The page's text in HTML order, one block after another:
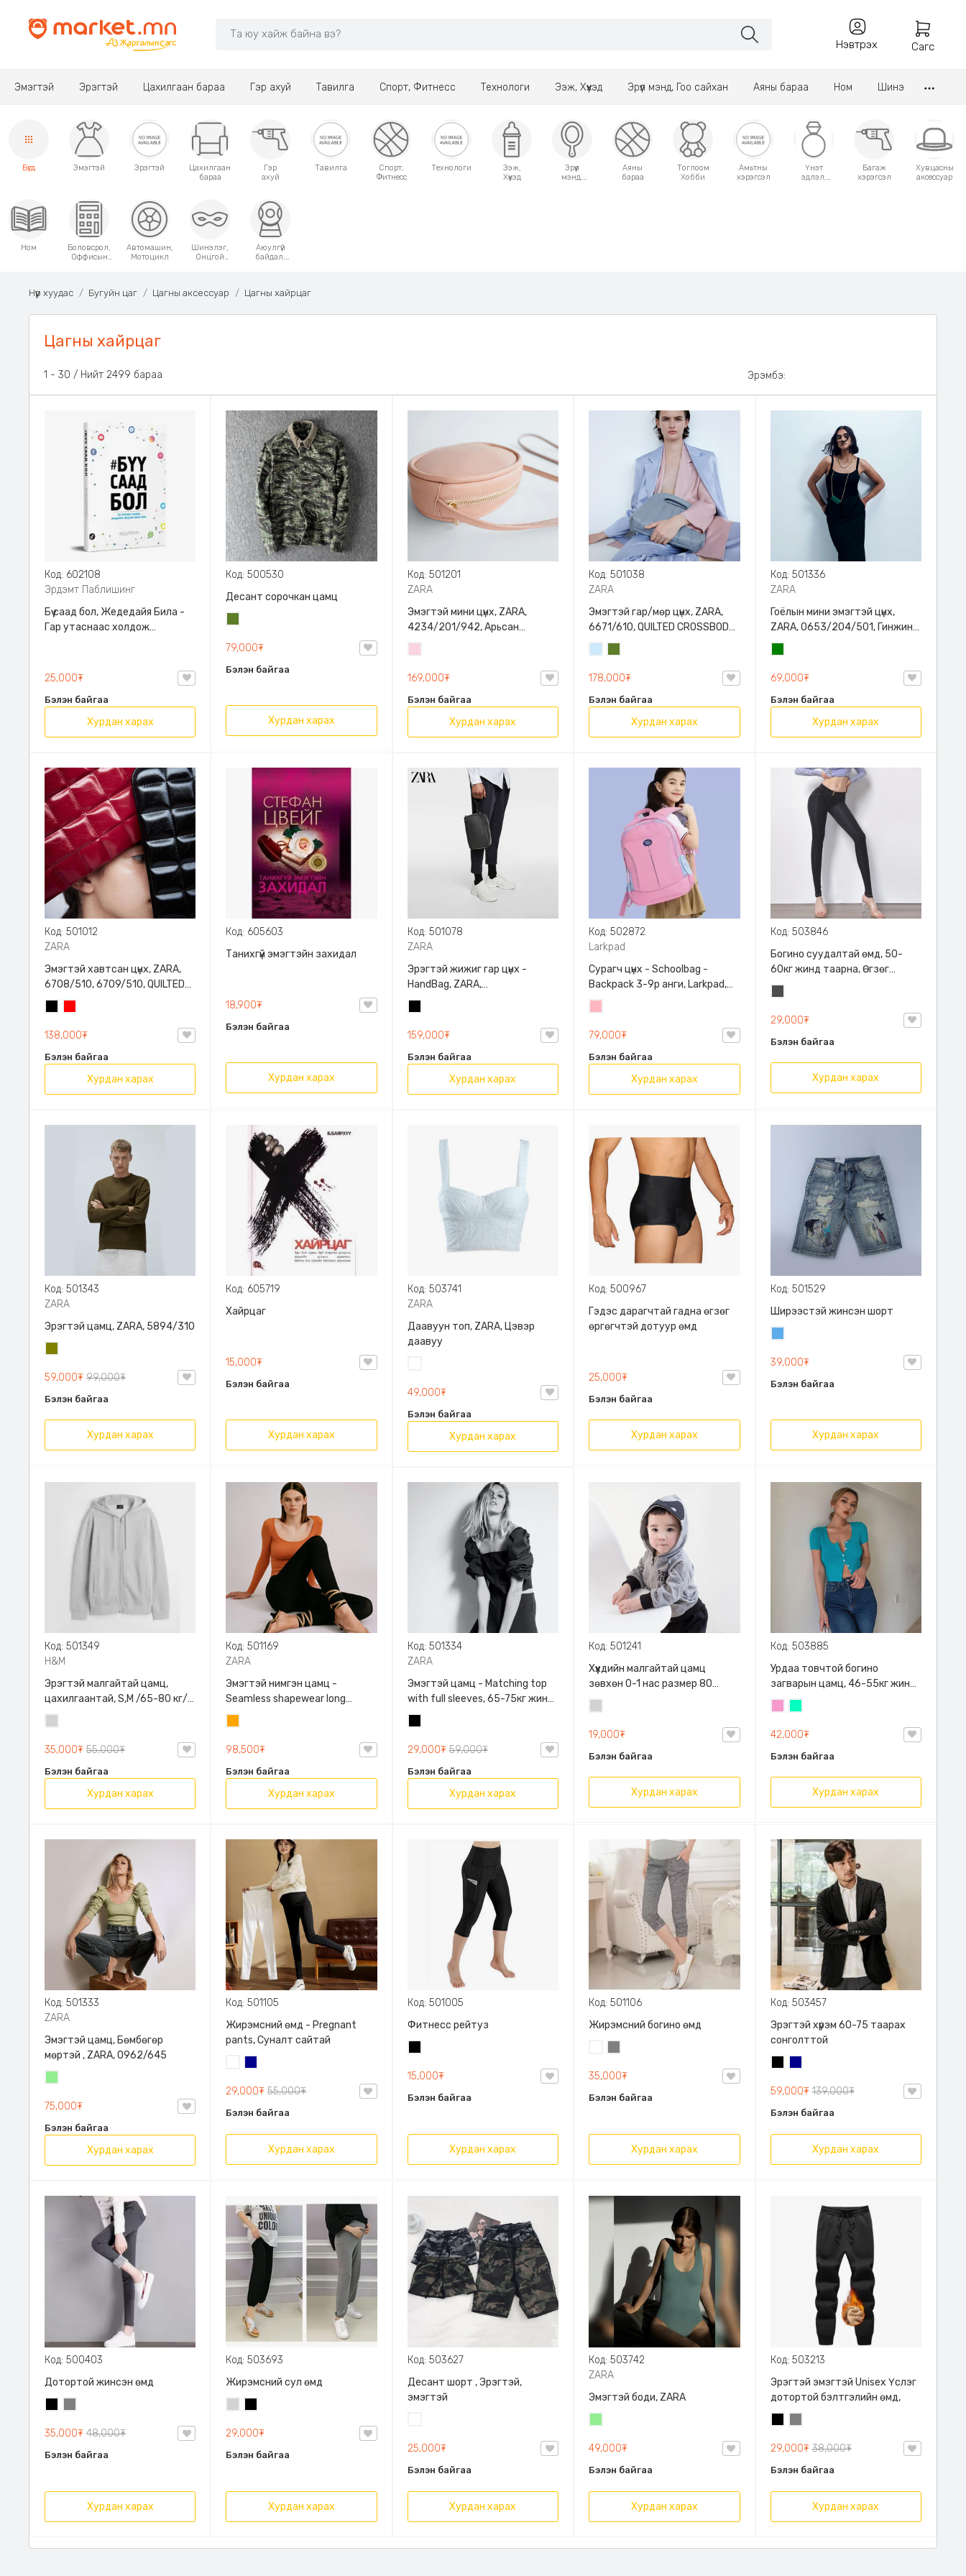
Нэвтрэх Сагс
Эмэгтэй Эрэгтэй Цахилгаан бараа Гэр ахуй Тавилга Спорт, Фитнесс Технологи Ээж, Хүүхэд Эрүүл мэнд, Гоо сайхан Аяны бараа Ном Шинэ
Бүгд Эмэгтэй Эрэгтэй
Цахилгаан
бараа
Гэр
ахуй
Тавилга
Спорт,
Фитнесс
Технологи
Ээж,
Хүүхэд
Эрүүл
мэнд,
Аяны
бараа
Тоглоом
Хобби
Амьтны
хэрэгсэл
Үнэт
эдлэл,
Багаж
хэрэгсэл
Хувцасны
аксессуар
Ном
Боловсрол,
Оффисын
Автомашин,
Мотоцикл
Шинэлэг,
Онцгой
Аюулгүй
байдал,
Нүүр хуудас Бугуйн цаг Цагны аксессуар Цагны хайрцаг
Цагны хайрцаг
1 - 30 / Нийт 2499 бараа Эрэмбэ:
Код: 602108
Эрдэмт Паблишинг
Бүү саад бол, Жедедайя Била -
Гар утаснаас холдож
9789919235192
25,000₮
Бэлэн байгаа
Хурдан харах
Код: 500530
Десант сорочкан цамц
79,000₮
Бэлэн байгаа
Хурдан харах
Код: 501201
ZARA
Эмэгтэй мини цүнх, ZARA,
4234/201/942, Арьсан
материалтай, LIMITED EDITION
OVAL LEATHER HANDBAG TRF
169,000₮
Бэлэн байгаа
Хурдан харах
Код: 501038
ZARA
Эмэгтэй гар/мөр цүнх, ZARA,
6671/610, QUILTED CROSSBODY
BAG WITH HANDLE
178,000₮
Бэлэн байгаа
Хурдан харах
Код: 501336
ZARA
Гоёлын мини эмэгтэй цүнх,
ZARA, 0653/204/501, Гинжин
оосортой, Дотроо тольтой
69,000₮
Бэлэн байгаа
Хурдан харах
Код: 501012
ZARA
Эмэгтэй хавтсан цүнх, ZARA,
6708/510, 6709/510, QUILTED
CLUTCH BAGDETAILS, Лакан,
Гинжин оосортой
138,000₮
Бэлэн байгаа
Хурдан харах
Код: 605603
Танихгүй эмэгтэйн захидал
18,900₮
Бэлэн байгаа
Хурдан харах
Код: 501078
ZARA
Эрэгтэй жижиг гар цүнх -
HandBag, ZARA,
3720/005/040, PU арьс
159,000₮
Бэлэн байгаа
Хурдан харах
Код: 502872
Larkpad
Сурагч цүнх - Schoolbag -
Backpack 3-9р анги, Larkpad,
9009-10128, Цацруулагчтай,
Олон тасалгаатай
79,000₮
Бэлэн байгаа
Хурдан харах
Код: 503846
Богино суудалтай өмд, 50-
60кг жинд таарна, Өгзөг
өргөгчтэй
29,000₮
Бэлэн байгаа
Хурдан харах
Код: 501343
ZARA
Эрэгтэй цамц, ZARA, 5894/310
59,000₮ 99,000₮
Бэлэн байгаа
Хурдан харах
Код: 605719
Хайрцаг
15,000₮
Бэлэн байгаа
Хурдан харах
Код: 503741
ZARA
Даавуун топ, ZARA, Цэвэр
даавуу
49,000₮
Бэлэн байгаа
Хурдан харах
Код: 500967
Гэдэс дарагчтай гадна өгзөг
өргөгчтэй дотуур өмд
25,000₮
Бэлэн байгаа
Хурдан харах
Код: 501529
Ширээстэй жинсэн шорт
39,000₮
Бэлэн байгаа
Хурдан харах
Код: 501349
H&M
Эрэгтэй малгайтай цамц,
цахилгаантай, S,M /65-80 кг/,
H&M, 0852614006, Даавуу
35,000₮ 55,000₮
Бэлэн байгаа
Хурдан харах
Код: 501169
ZARA
Эмэгтэй нимгэн цамц -
Seamless shapewear long
sleeve t-shirt, 40-60кг жинд
таарна, ZARA, 8779/458/615,
Урт ханцуйтай
98,500₮
Бэлэн байгаа
Хурдан харах
Код: 501334
ZARA
Эмэгтэй цамц - Matching top
with full sleeves, 65-75кг жинд
таарна, ZARA, 0962/642/800,
Задгай энгэртэй, Урт
ханцуйтай, Богино
29,000₮ 59,000₮
Бэлэн байгаа
Хурдан харах
Код: 501241
Хүүхдийн малгайтай цамц
зөвхөн 0-1 нас размер 80
сонголттой
19,000₮
Бэлэн байгаа
Хурдан харах
Код: 503885
Урдаа товчтой богино
загварын цамц, 46-55кг жинд
таарна
42,000₮
Бэлэн байгаа
Хурдан харах
Код: 501333
ZARA
Эмэгтэй цамц, Бөмбөгөр
мөртэй , ZARA, 0962/645
75,000₮
Бэлэн байгаа
Хурдан харах
Код: 501105
Жирэмсний өмд - Pregnant
pants, Суналт сайтай
29,000₮55,000₮
Бэлэн байгаа
Хурдан харах
Код: 501005
Фитнесс рейтуз
15,000₮
Бэлэн байгаа
Хурдан харах
Код: 501106
Жирэмсний богино өмд
35,000₮
Бэлэн байгаа
Хурдан харах
Код: 503457
Эрэгтэй хүрэм 60-75 таарах
сонголттой
59,000₮139,000₮
Бэлэн байгаа
Хурдан харах
Код: 500403
Дотортой жинсэн өмд
35,000₮ 48,000₮
Бэлэн байгаа
Хурдан харах
Код: 503693
Жирэмсний сул өмд
29,000₮
Бэлэн байгаа
Хурдан харах
Код: 503627
Десант шорт , Эрэгтэй,
эмэгтэй
25,000₮
Бэлэн байгаа
Хурдан харах
Код: 503742
ZARA
Эмэгтэй боди, ZARA
49,000₮
Бэлэн байгаа
Хурдан харах
Код: 503213
Эрэгтэй эмэгтэй Unisex Үслэг
дотортой бэлтгэлийн өмд,
29,000₮38,000₮
Бэлэн байгаа
Хурдан харах